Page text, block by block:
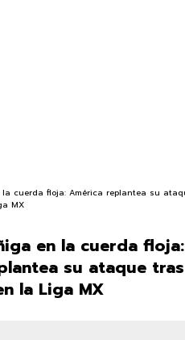
en la cuerda floja:
su ataque tras
la Liga MX